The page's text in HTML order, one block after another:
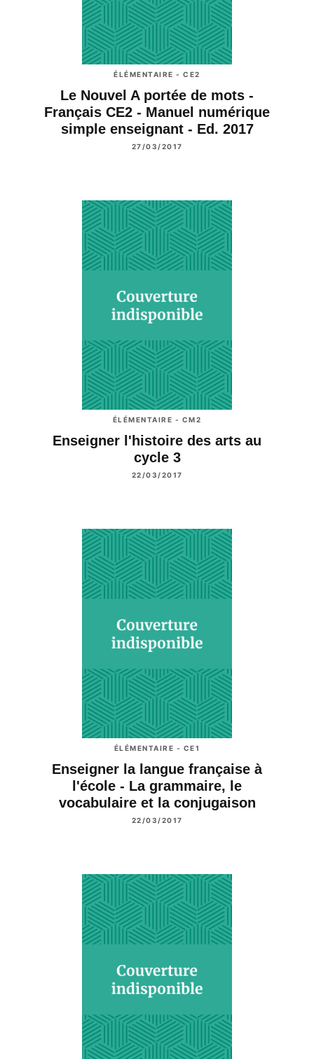
ÉLÉMENTAIRE - CE2
Le Nouvel A portée de mots -
Français CE2 - Manuel numérique
simple enseignant - Ed. 2017
27/03/2017
ÉLÉMENTAIRE - CM2
Enseigner l'histoire des arts au
cycle 3
22/03/2017
ÉLÉMENTAIRE - CE1
Enseigner la langue française à
l'école - La grammaire, le
vocabulaire et la conjugaison
22/03/2017